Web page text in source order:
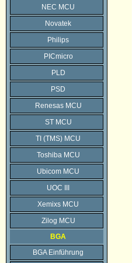
NEC MCU
Novatek
Philips
PICmicro
PLD
PSD
Renesas MCU
ST MCU
TI (TMS) MCU
Toshiba MCU
Ubicom MCU
UOC III
Xemixs MCU
Zilog MCU
BGA
BGA Einführung